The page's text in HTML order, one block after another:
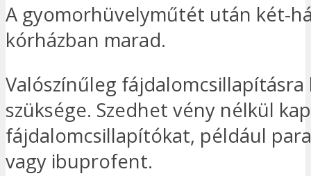
A gyomorhüvelyműtét után két-
kórházban marad.
Valószínűleg fájdalomcsillapításra
szüksége. Szedhet vény nélkül
fájdalomcsillapítókat, például
vagy ibuprofent.